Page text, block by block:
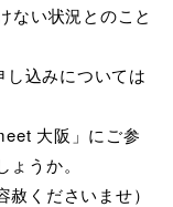
い状況とのこと
込みについては
大阪」にご参
うか。
赦くださいませ）